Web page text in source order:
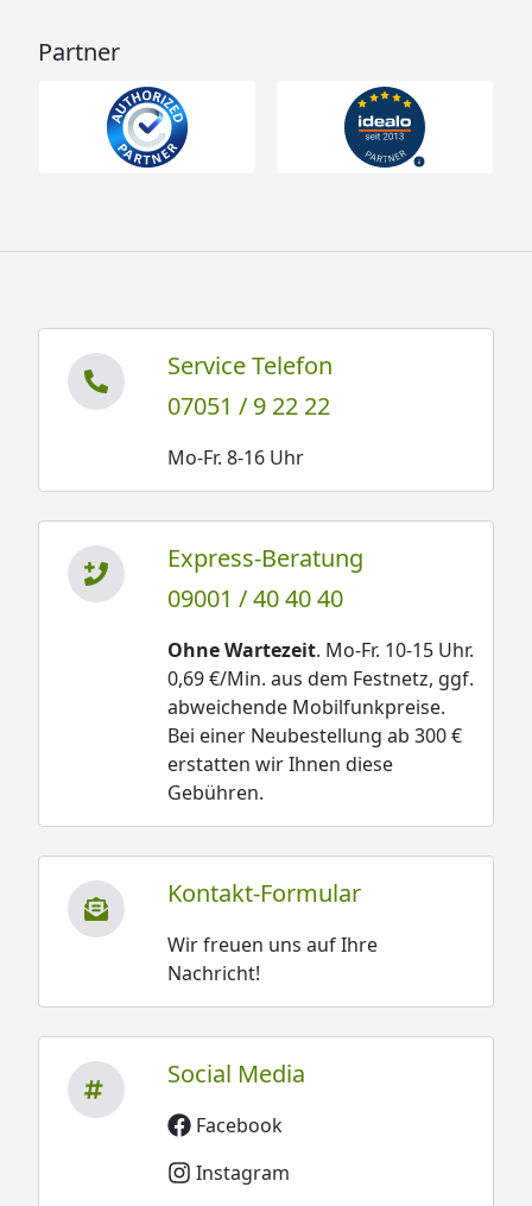
Partner
Service Telefon
07051 / 9 22 22
Mo-Fr. 8-16 Uhr
Express-Beratung
09001 / 40 40 40
Ohne Wartezeit. Mo-Fr. 10-15 Uhr.
0,69 €/Min. aus dem Festnetz, ggf.
abweichende Mobilfunkpreise.
Bei einer Neubestellung ab 300 €
erstatten wir Ihnen diese
Gebühren.
Kontakt-Formular
Wir freuen uns auf Ihre
Nachricht!
Social Media
Facebook
Instagram